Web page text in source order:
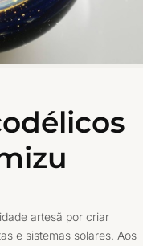
artesã por criar
e sistemas solares. Aos